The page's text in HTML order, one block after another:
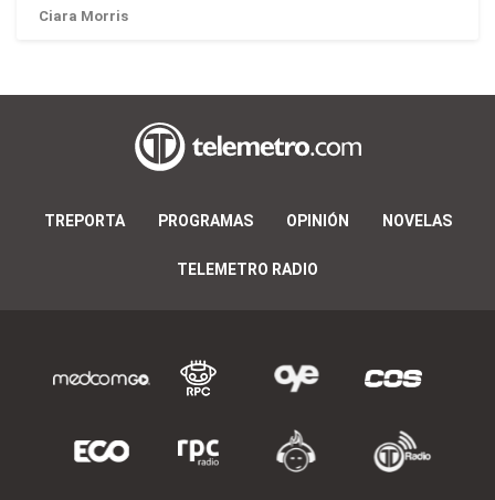
Ciara Morris
TREPORTA PROGRAMAS OPINIÓN NOVELAS
TELEMETRO RADIO